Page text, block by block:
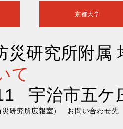
京都大学
災研究所附
て
宇治市五ケ
研究所広報室） お問い合わせ先